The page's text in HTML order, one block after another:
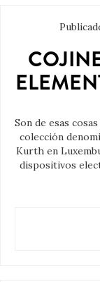
Son de esas
colección
Kurth en
dispositivos